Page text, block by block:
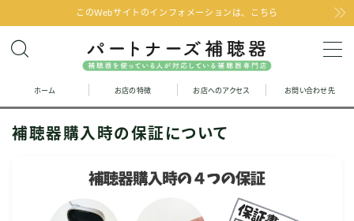
このWebサイトのインフォメーションは、こちら
MENU
お問い合わせ
ホーム お店の特徴 お店へのアクセス お問い合わせ先
補聴器購入時の保証について